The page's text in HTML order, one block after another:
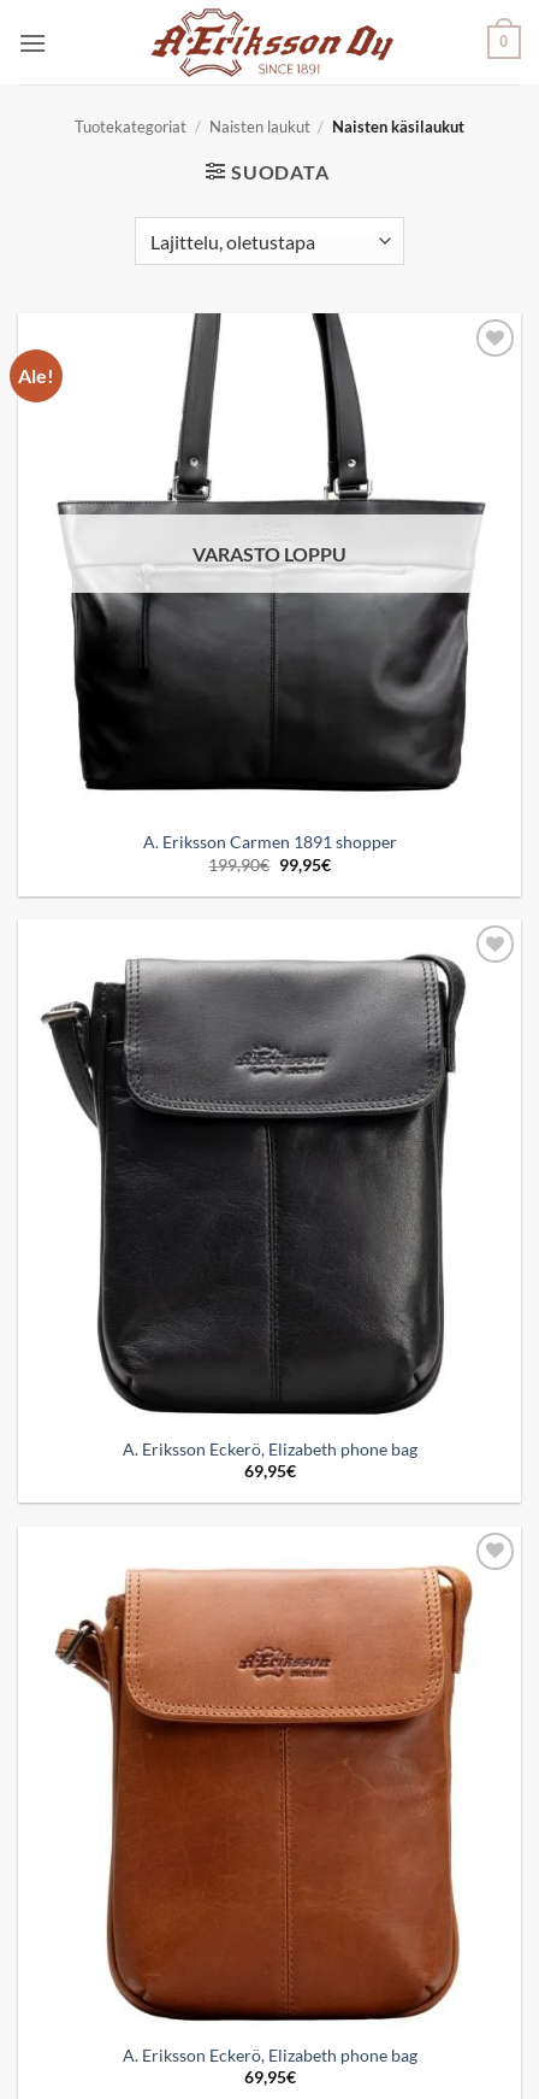
0
Tuotekategoriat / Naisten laukut / Naisten käsilaukut
SUODATA
Ale!
VARASTO LOPPU
A. Eriksson Carmen 1891 shopper
199,90€ Alkuperäinen
hinta
oli:
99,95€Nykyinen
on:
Add to
wishlist
A. Eriksson Eckerö, Elizabeth phone bag
69,95€
Add to
wishlist
A. Eriksson Eckerö, Elizabeth phone bag
69,95€